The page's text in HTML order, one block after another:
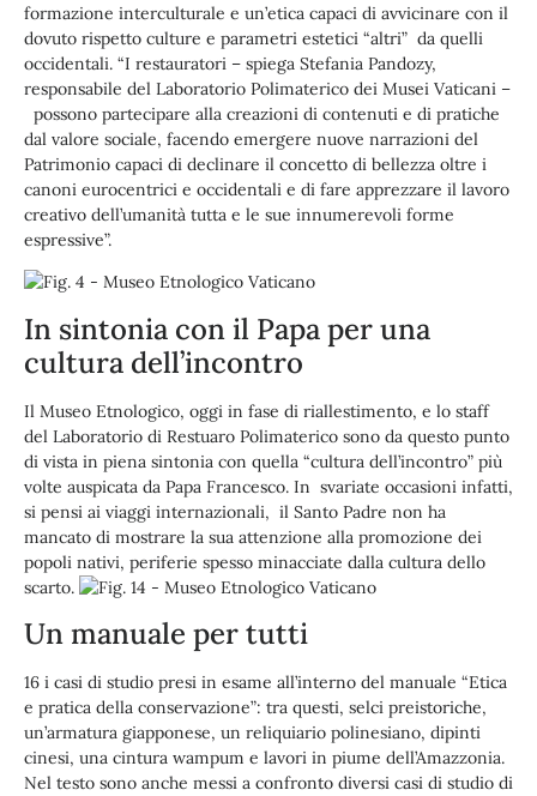
formazione interculturale e un’etica capaci di avvicinare con il
dovuto rispetto culture e parametri estetici “altri” da quelli
occidentali. “I restauratori – spiega Stefania Pandozy,
responsabile del Laboratorio Polimaterico dei Musei Vaticani –
possono partecipare alla creazioni di contenuti e di pratiche
dal valore sociale, facendo emergere nuove narrazioni del
Patrimonio capaci di declinare il concetto di bellezza oltre i
canoni eurocentrici e occidentali e di fare apprezzare il lavoro
creativo dell’umanità tutta e le sue innumerevoli forme
espressive”.
In sintonia con il Papa per una
cultura dell’incontro
Il Museo Etnologico, oggi in fase di riallestimento, e lo staff
del Laboratorio di Restuaro Polimaterico sono da questo punto
di vista in piena sintonia con quella “cultura dell’incontro” più
volte auspicata da Papa Francesco. In svariate occasioni infatti,
si pensi ai viaggi internazionali, il Santo Padre non ha
mancato di mostrare la sua attenzione alla promozione dei
popoli nativi, periferie spesso minacciate dalla cultura dello
scarto.
Un manuale per tutti
16 i casi di studio presi in esame all’interno del manuale “Etica
e pratica della conservazione”: tra questi, selci preistoriche,
un’armatura giapponese, un reliquiario polinesiano, dipinti
cinesi, una cintura wampum e lavori in piume dell’Amazzonia.
Nel testo sono anche messi a confronto diversi casi di studio di